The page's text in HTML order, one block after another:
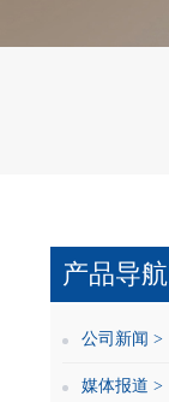
产品导航
公司新闻 >
媒体报道 >